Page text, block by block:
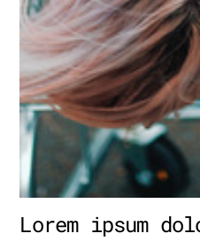
Lorem ipsum